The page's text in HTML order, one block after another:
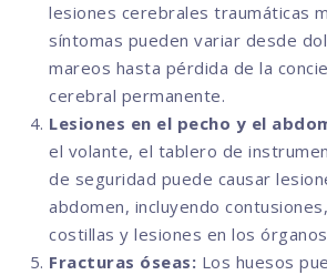
lesiones cerebrales traumáticas
síntomas pueden variar desde
mareos hasta pérdida de la
cerebral permanente.
Lesiones en el pecho y el
el volante, el tablero de
de seguridad puede causar
abdomen, incluyendo
costillas y lesiones en los
Fracturas óseas: Los huesos